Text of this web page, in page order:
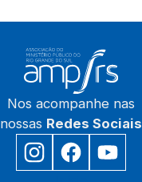
Nos acompanhe nas
nossas Redes Sociais